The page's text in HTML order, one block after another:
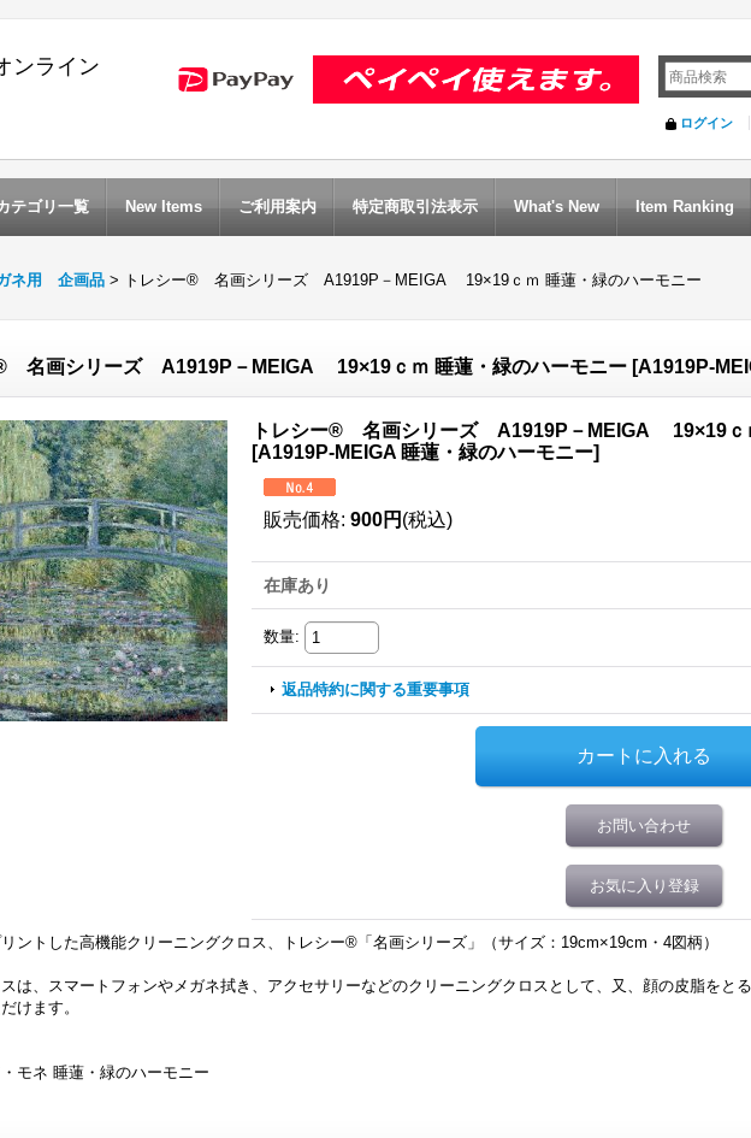
ンライン
ログイン
テゴリ一覧 New Items ご利用案内 特定商取引法表示 What's New Item Ranking
ネ用 企画品 > トレシー® 名画シリーズ A1919P－MEIGA 19×19ｃｍ 睡蓮・緑のハーモニー
® 名画シリーズ A1919P－MEIGA 19×19ｃｍ 睡蓮・緑のハーモニー [A1919P-
トレシー® 名画シリーズ A1919P－MEIGA 19×19ｃ
[A1919P-MEIGA 睡蓮・緑のハーモニー]
販売価格: 900円 (税込)
在庫あり
数量:
返品特約に関する重要事項
お問い合わせ
お気に入り登録
ントした高機能クリーニングクロス、トレシー®「名画シリーズ」（サイズ：19cm×19cm・4図柄）
は、スマートフォンやメガネ拭き、アクセサリーなどのクリーニングクロスとして、又、顔の皮脂をと
けます。
モネ 睡蓮・緑のハーモニー